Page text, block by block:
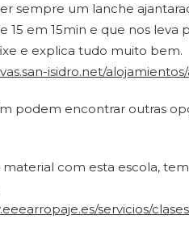
sempre um lanche
15 em 15min e que nos
e explica tudo muito bem.
isidro.net/
podem encontrar outras
com esta escola,
servicios/